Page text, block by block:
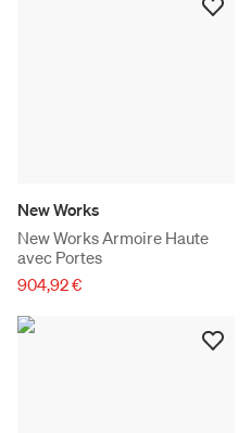
New Works
New Works Armoire Haute
avec Portes
904,92 €